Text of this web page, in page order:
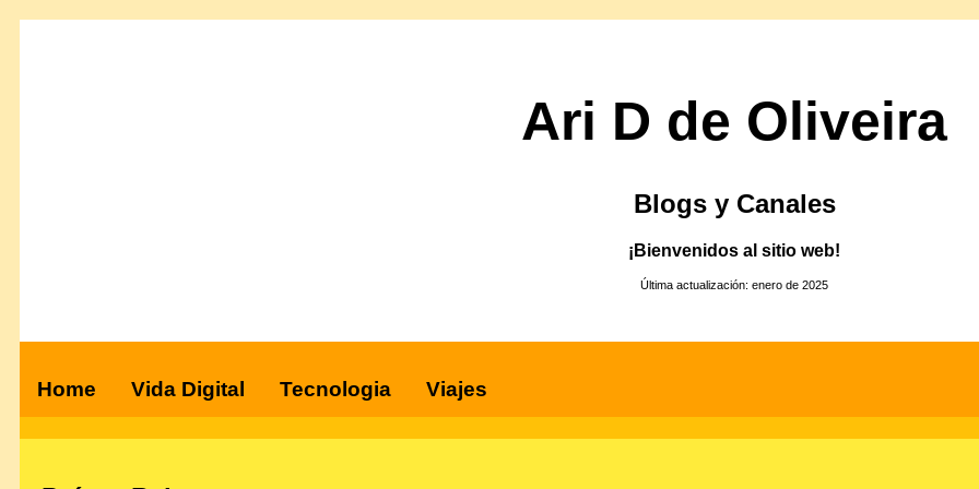
Ari D de Oliveira
Blogs y Canales
¡Bienvenidos al sitio web!
Última actualización: enero de 2025
Home Vida Digital Tecnologia Viajes